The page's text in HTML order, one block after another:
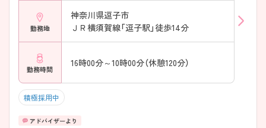
勤務地
神奈川県逗子市
ＪＲ横須賀線「逗子駅」徒歩14分
勤務時間
16時00分～10時00分（休憩120分）
積極採用中